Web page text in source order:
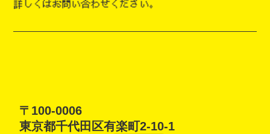
〒100-0006
東京都千代田区有楽町2-10-1